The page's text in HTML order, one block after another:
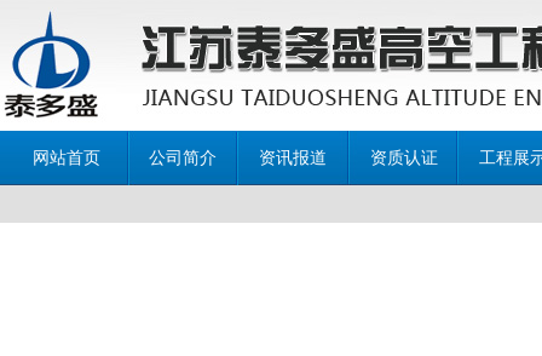
网站首页 公司简介 资讯报道 资质认证 工程展